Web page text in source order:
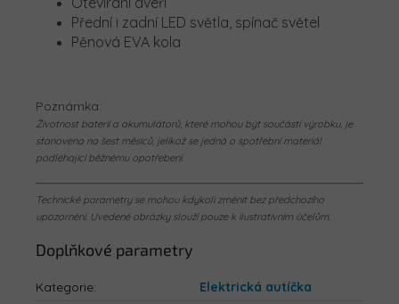
Přední i zadní LED světla, spínač světel
Pěnová EVA kola
Poznámka:
Životnost baterií a akumulátorů, které mohou být součástí výrobku, je
stanovena na šest měsíců, jelikož se jedná o spotřební materiál
podléhající běžnému opotřebení.
Technické parametry se mohou kdykoli změnit bez předchozího
upozornění. Uvedené obrázky slouží pouze k ilustrativním účelům.
Doplňkové parametry
Kategorie:
Elektrická autíčka